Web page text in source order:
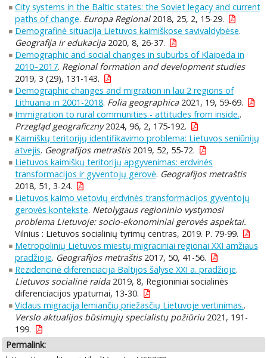
City systems in the Baltic states: the Soviet legacy and current
paths of change. Europa Regional2018, 25, 2, 15-29.
Demografinė situacija Lietuvos kaimiškose savivaldybėse.
Geografija ir edukacija2020, 8, 26-37.
Demographic and social changes in suburbs of Klaipėda in
2010–2017. Regional formation and development studies
2019, 3 (29), 131-143.
Demographic changes and migration in lau 2 regions of
Lithuania in 2001-2018. Folia geographica2021, 19, 59-69.
Immigration to rural communities - attitudes from inside..
Przegląd geograficzny2024, 96, 2, 175-192.
Kaimiškų teritorijų identifikavimo problema: Lietuvos seniūnijų
atvejis. Geografijos metraštis2019, 52, 55-72.
Lietuvos kaimiškų teritorijų apgyvenimas: erdvinės
transformacijos ir gyventojų gerovė. Geografijos metraštis
2018, 51, 3-24.
Lietuvos kaimo vietovių erdvinės transformacijos gyventojų
gerovės kontekste. Netolygaus regioninio vystymosi
problema Lietuvoje: socio-ekonominiai gerovės aspektai.
Vilnius : Lietuvos socialinių tyrimų centras, 2019. P. 79-99.
Metropolinių Lietuvos miestų migraciniai regionai XXI amžiaus
pradžioje. Geografijos metraštis2017, 50, 41-56.
Rezidencinė diferenciacija Baltijos šalyse XXI a. pradžioje.
Lietuvos socialinė raida2019, 8, Regioniniai socialinės
diferenciacijos ypatumai, 13-30.
Vidaus migraciją lemiančių priežasčių Lietuvoje vertinimas..
Verslo aktualijos būsimųjų specialistų požiūriu2021, 191-
199.
Permalink: